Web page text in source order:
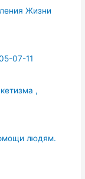
Жизни
07-11
,
людям.